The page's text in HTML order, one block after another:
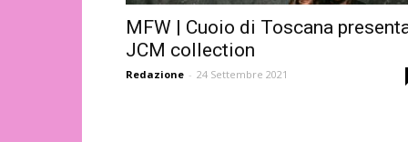
MFW | Cuoio di Toscana
JCM collection
Redazione - 24 Settembre 2021